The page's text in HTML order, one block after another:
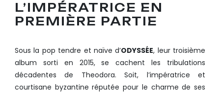
L’IMPÉRATRICE EN
PREMIÈRE PARTIE
Sous la pop tendre et naïve d’ODYSSÉE, leur troisième
album sorti en 2015, se cachent les tribulations
décadentes de Theodora. Soit, l’impératrice et
courtisane byzantine réputée pour le charme de ses